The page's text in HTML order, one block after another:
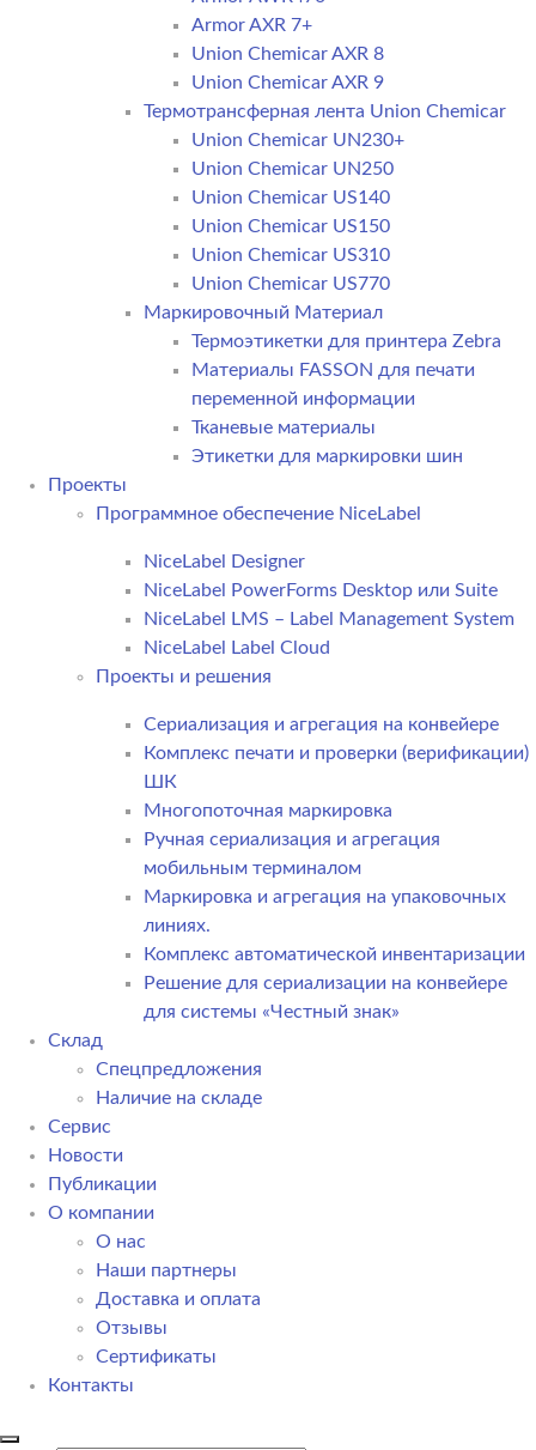
Armor AXR 7+
Union Chemicar AXR 8
Union Chemicar AXR 9
Термотрансферная лента Union Chemicar
Union Chemicar UN230+
Union Chemicar UN250
Union Chemicar US140
Union Chemicar US150
Union Chemicar US310
Union Chemicar US770
Маркировочный Материал
Термоэтикетки для принтера Zebra
Материалы FASSON для печати
переменной информации
Тканевые материалы
Этикетки для маркировки шин
Проекты
Программное обеспечение NiceLabel
NiceLabel Designer
NiceLabel PowerForms Desktop или Suite
NiceLabel LMS – Label Management System
NiceLabel Label Cloud
Проекты и решения
Сериализация и агрегация на конвейере
Комплекс печати и проверки (верификации)
ШК
Многопоточная маркировка
Ручная сериализация и агрегация
мобильным терминалом
Маркировка и агрегация на упаковочных
линиях.
Комплекс автоматической инвентаризации
Решение для сериализации на конвейере
для системы «Честный знак»
Склад
Спецпредложения
Наличие на складе
Сервис
Новости
Публикации
О компании
О нас
Наши партнеры
Доставка и оплата
Отзывы
Сертификаты
Контакты